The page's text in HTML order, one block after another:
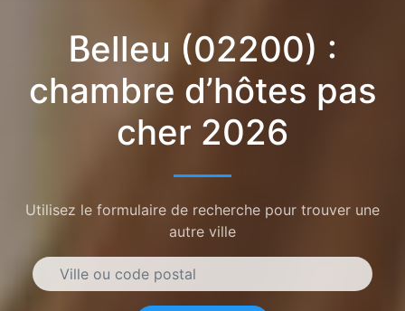
Belleu (02200) :
chambre d’hôtes pas
cher 2026
Utilisez le formulaire de recherche pour trouver une
autre ville